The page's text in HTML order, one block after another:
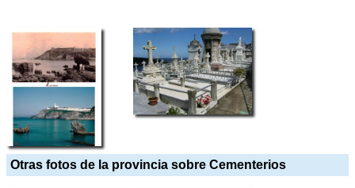
Otras fotos de la provincia sobre Cementerios